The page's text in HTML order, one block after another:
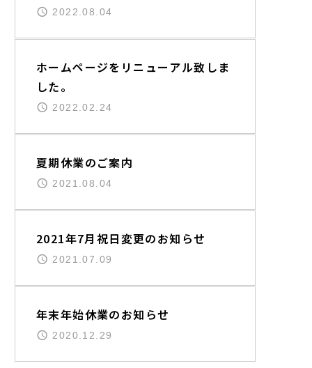
2022.08.04
ホームページをリニューアル致しま
した。
2022.02.24
夏期休業のご案内
2021.08.04
2021年7月祝日変更のお知らせ
2021.07.09
年末年始休業のお知らせ
2020.12.29